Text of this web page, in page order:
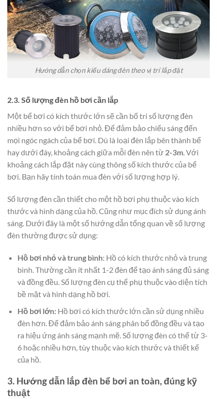
Hướng dẫn chọn kiểu dáng đèn theo vị trí lắp đặt
2.3. Số lượng đèn hồ bơi cần lắp
Một bể bơi có kích thước lớn sẽ cần bố trí số lượng đèn
nhiều hơn so với bể bơi nhỏ. Để đảm bảo chiếu sáng đến
mọi ngóc ngách của bể bơi. Dù là loại đèn lắp bên thành bể
hay dưới đáy, khoảng cách giữa mỗi đèn nên từ 2-3m. Với
khoảng cách lắp đặt này cùng thông số kích thước của bể
bơi. Bạn hãy tính toán mua đèn với số lượng hợp lý.
Số lượng đèn cần thiết cho một hồ bơi phụ thuộc vào kích
thước và hình dạng của hồ. Cũng như mục đích sử dụng ánh
sáng. Dưới đây là một số hướng dẫn tổng quan về số lượng
đèn thường được sử dụng:
Hồ bơi nhỏ và trung bình: Hồ có kích thước nhỏ và trung
bình. Thường cần ít nhất 1-2 đèn để tạo ánh sáng đủ sáng
và đồng đều. Số lượng đèn cụ thể phụ thuộc vào diện tích
bề mặt và hình dạng hồ bơi.
Hồ bơi lớn:Hồ bơi có kích thước lớn cần sử dụng nhiều
đèn hơn. Để đảm bảo ánh sáng phân bố đồng đều và tạo
ra hiệu ứng ánh sáng mạnh mẽ. Số lượng đèn có thể từ 3-
6 hoặc nhiều hơn, tùy thuộc vào kích thước và thiết kế
của hồ.
3. Hướng dẫn lắp đèn bể bơi an toàn, đúng kỹ
thuật